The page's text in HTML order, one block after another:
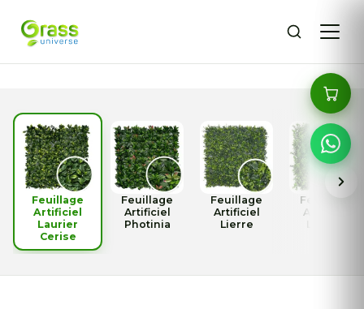
Feuillage
Artificiel
Laurier
Cerise
Feuillage
Artificiel
Photinia
Feuillage
Artificiel
Lierre
Feuillage
Artificiel